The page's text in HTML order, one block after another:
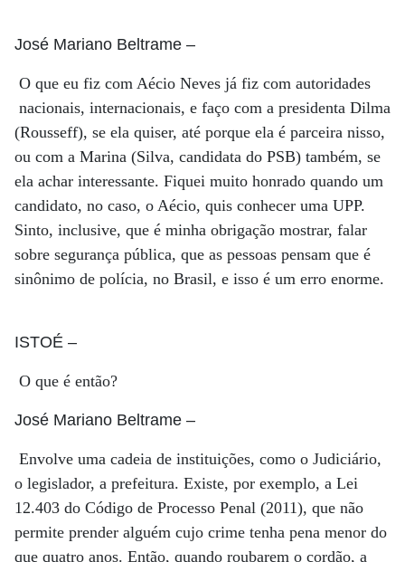
José Mariano Beltrame –
O que eu fiz com Aécio Neves já fiz com autoridades
nacionais, internacionais, e faço com a presidenta Dilma
(Rousseff), se ela quiser, até porque ela é parceira nisso,
ou com a Marina (Silva, candidata do PSB) também, se
ela achar interessante. Fiquei muito honrado quando um
candidato, no caso, o Aécio, quis conhecer uma UPP.
Sinto, inclusive, que é minha obrigação mostrar, falar
sobre segurança pública, que as pessoas pensam que é
sinônimo de polícia, no Brasil, e isso é um erro enorme.
ISTOÉ –
O que é então?
José Mariano Beltrame –
Envolve uma cadeia de instituições, como o Judiciário,
o legislador, a prefeitura. Existe, por exemplo, a Lei
12.403 do Código de Processo Penal (2011), que não
permite prender alguém cujo crime tenha pena menor do
que quatro anos. Então, quando roubarem o cordão, a